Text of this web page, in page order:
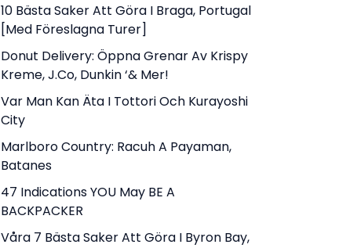
10 Bästa Saker Att Göra I Braga, Portugal
[med Föreslagna Turer]
Donut Delivery: Öppna Grenar Av Krispy
Kreme, J.Co, Dunkin ‘& Mer!
Var Man Kan Äta I Tottori Och Kurayoshi
City
Marlboro Country: Racuh A Payaman,
Batanes
47 Indications YOU May BE A
BACKPACKER
Våra 7 Bästa Saker Att Göra I Byron Bay,